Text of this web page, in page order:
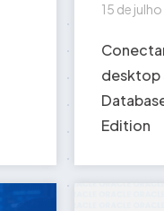
15 de
desktop
Edition